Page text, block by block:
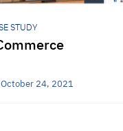
STUDY
October 24, 2021